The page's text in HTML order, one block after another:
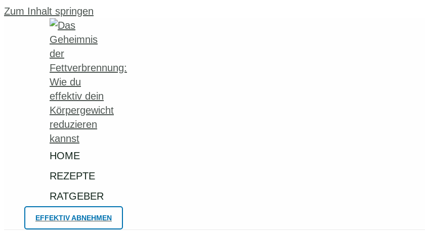
Zum Inhalt springen
HOME
REZEPTE
RATGEBER
EFFEKTIV ABNEHMEN